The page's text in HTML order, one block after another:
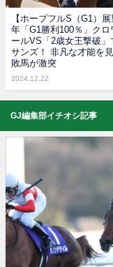
【ホープフルS（G1）
年「G1勝利100％」クロ
ールVS「2歳女王撃破」
サンズ！ 非凡な才能を
敗馬が激突
2024.12.22
GJ編集部イチオシ記事